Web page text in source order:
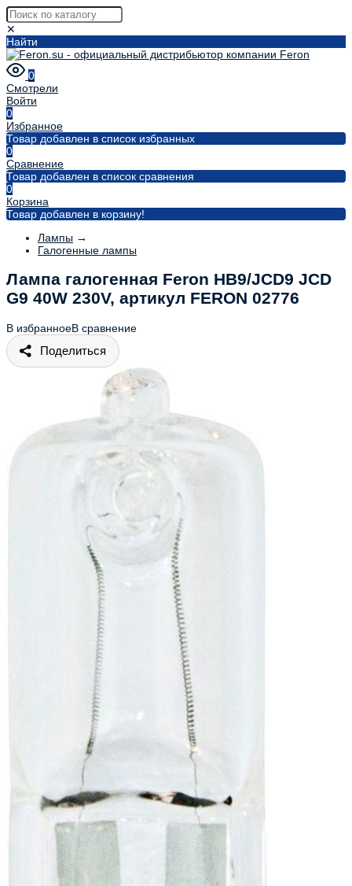
✕
Найти
0
Смотрели
Войти
0
Избранное
Товар добавлен в список избранных
0
Сравнение
Товар добавлен в список сравнения
0
Корзина
Товар добавлен в корзину!
Лампы →
Галогенные лампы
Лампа галогенная Feron HB9/JCD9 JCD
G9 40W 230V, артикул FERON 02776
В избранноеВ сравнение
Поделиться